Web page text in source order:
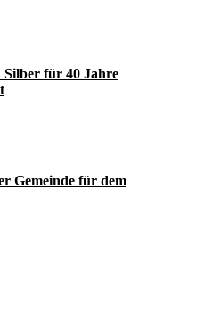
Silber für 40 Jahre
Gemeinde für dem